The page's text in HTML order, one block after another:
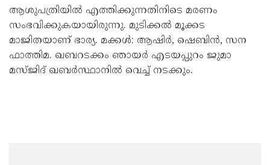
ആശുപത്രിയിൽ എത്തിക്കുന്നതിനിടെ മരണം
സംഭവിക്കുകയായിരുന്നു. മുടിക്കൽ മൂക്കട
മാജിതയാണ് ഭാര്യ. മക്കൾ: ആഷിർ, ഷെബിൻ, സന
ഫാത്തിമ. ഖബറടക്കം ഞായർ എടയപ്പുറം ജുമാ
മസ്ജിദ് ഖബർസ്ഥാനിൽ വെച്ച് നടക്കും.